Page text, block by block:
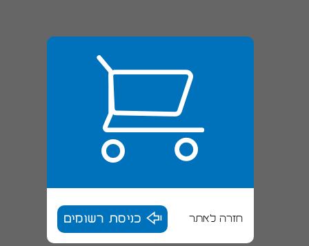
חזרה לאתר כניסת רשומים